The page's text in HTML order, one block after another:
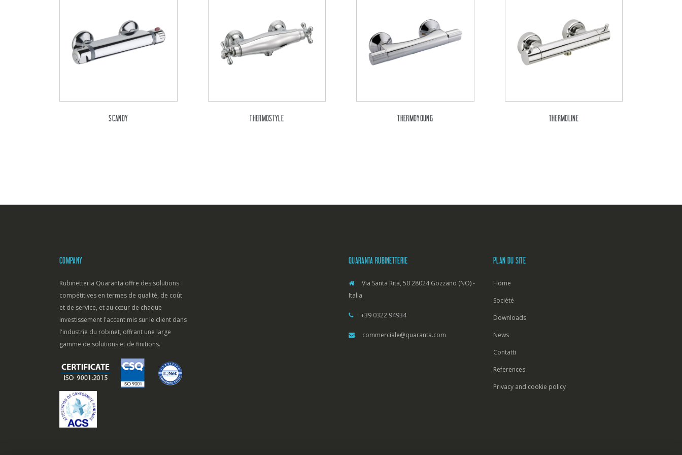
SCANDY THERMOSTYLE THERMOYOUNG THERMOLINE
COMPANY
Rubinetteria Quaranta offre des solutions
compétitives en termes de qualité, de coût
et de service, et au cœur de chaque
investissement l'accent mis sur le client dans
l'industrie du robinet, offrant une large
gamme de solutions et de finitions.
QUARANTA RUBINETTERIE
Via Santa Rita, 50 28024 Gozzano (NO) -
Italia
+39 0322 94934
commerciale@quaranta.com
PLAN DU SITE
Home
Société
Downloads
News
Contatti
References
Privacy and cookie policy